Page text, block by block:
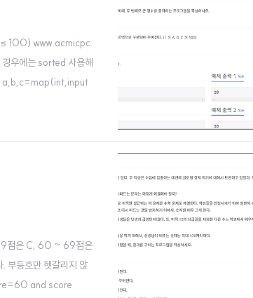
≤ 100) www.acmicpc.
경우에는 sorted 사용해
] a,b,c=map(int,input
점은 C, 60 ~ 69점은
부등호만 헷갈리지 않
and score